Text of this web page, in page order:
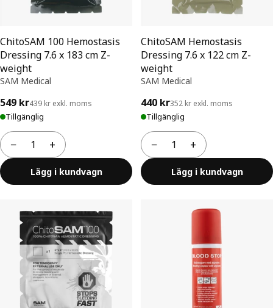
ChitoSAM 100 Hemostasis
Dressing 7.6 x 183 cm Z-
weight
SAM Medical
549 kr439 kr exkl. moms
Tillgänglig
−
Antal +
Lägg i kundvagn
ChitoSAM Hemostasis
Dressing 7.6 x 122 cm Z-
weight
SAM Medical
440 kr352 kr exkl. moms
Tillgänglig
−
Antal +
Lägg i kundvagn